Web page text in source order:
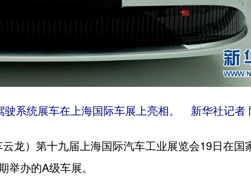
系统展车在上海国际车展上亮相。 新华社记者
）第十九届上海国际汽车工业展览会19日在国
办的A级车展。